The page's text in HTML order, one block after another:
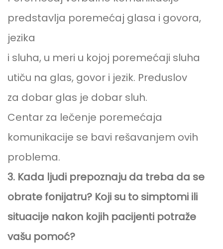
predstavlja poremećaj glasa i govora,
jezika
i sluha, u meri u kojoj poremećaji sluha
utiču na glas, govor i jezik. Preduslov
za dobar glas je dobar sluh.
Centar za lečenje poremećaja
komunikacije se bavi rešavanjem ovih
problema.
3. Kada ljudi prepoznaju da treba da se
obrate fonijatru? Koji su to simptomi ili
situacije nakon kojih pacijenti potraže
vašu pomoć?